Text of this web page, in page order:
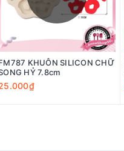
KHUÔN SILICON CHỮ
HỶ 7.8cm